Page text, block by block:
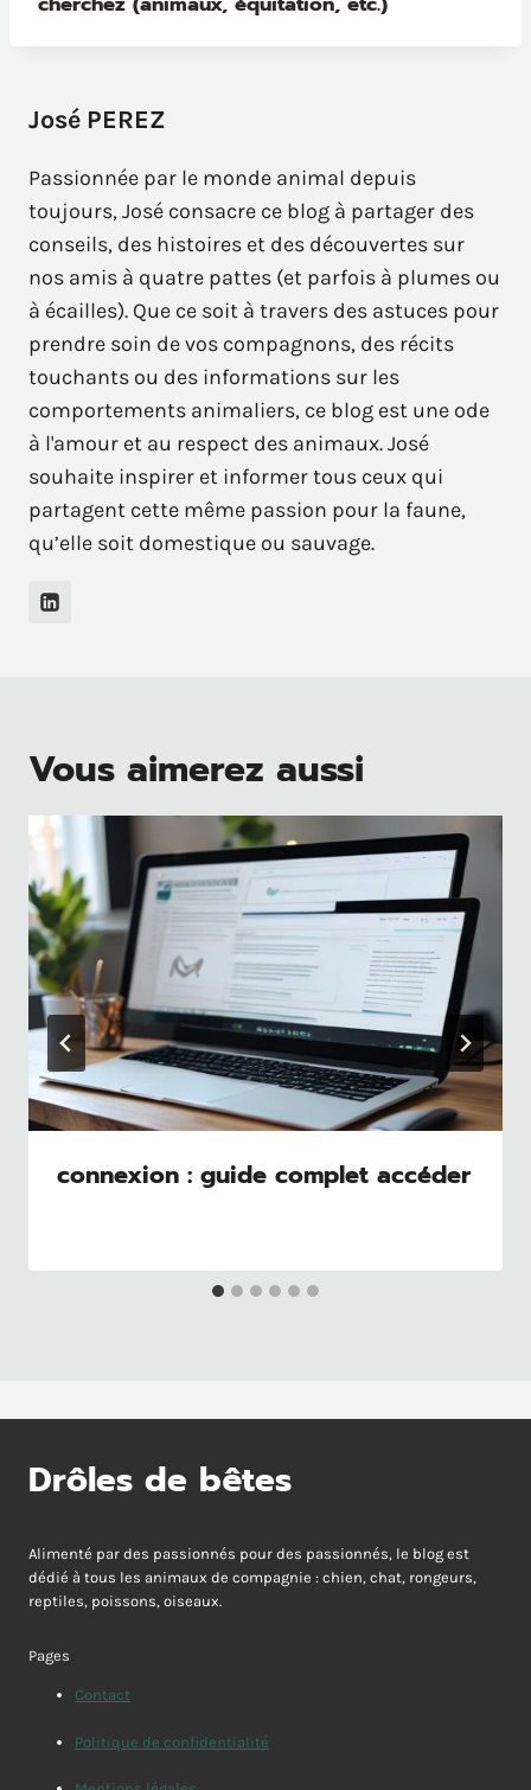
José PEREZ
Passionnée par le monde animal depuis
toujours, José consacre ce blog à partager des
conseils, des histoires et des découvertes sur
nos amis à quatre pattes (et parfois à plumes ou
à écailles). Que ce soit à travers des astuces pour
prendre soin de vos compagnons, des récits
touchants ou des informations sur les
comportements animaliers, ce blog est une ode
à l'amour et au respect des animaux. José
souhaite inspirer et informer tous ceux qui
partagent cette même passion pour la faune,
qu’elle soit domestique ou sauvage.
Vous aimerez aussi
connexion : guide complet accéder
Drôles de bêtes
Alimenté par des passionnés pour des passionnés, le blog est
dédié à tous les animaux de compagnie : chien, chat, rongeurs,
reptiles, poissons, oiseaux.
Pages
Contact
Politique de confidentialité